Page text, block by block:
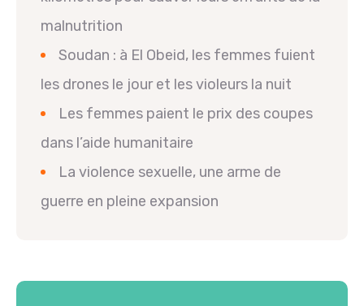
malnutrition
Soudan : à El Obeid, les femmes fuient
les drones le jour et les violeurs la nuit
Les femmes paient le prix des coupes
dans l’aide humanitaire
La violence sexuelle, une arme de
guerre en pleine expansion